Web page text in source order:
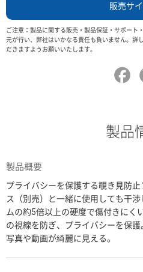
販売サ
ご注意：製品に関する販売・製品保証・サポート
元が行い、弊社はいかなる責任も負いません。詳
だきますようお願いいたします。
製品
製品概要
プライバシーを保護する覗き見防
ス（別売）と一緒に使用しても干
ムの約5倍以上の硬度で傷付きにく
の視線を防ぎ、プライバシーを保
写真や動画が綺麗に見える。